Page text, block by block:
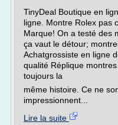
TinyDeal Boutique en
ligne. Montre Rolex pas
Marque! On a testé des
ça vaut le détour;
Achatgrossiste en ligne
qualité Réplique
toujours la
même histoire. Ce ne
impressionnent...
Lire la suite